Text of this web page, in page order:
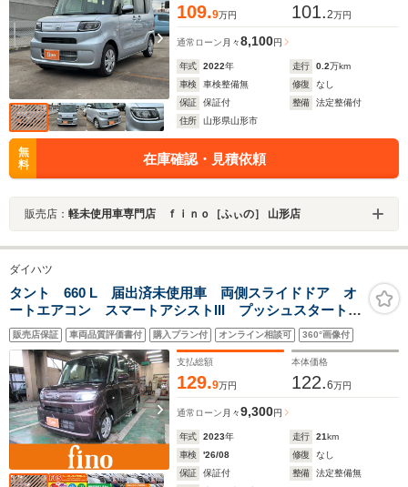
109.9万円 101.2万円
通常ローン 月々8,100円
年式 2022年 走行 0.2万km
車検
車検整備無 修復
なし
保証
保証付 整備
法定整備付
住所
山形県山形市
無
料
在庫確認・見積依頼
販売店： 軽未使用車専門店 ｆｉｎｏ［ふぃの］ 山形店
ダイハツ
タント 660 L 届出済未使用車 両側スライドドア オ
ートエアコン スマートアシストIII プッシュスタート
スマートキー コーナーセンサー オートライト オー
トハイビーム アイドリングストップ 横滑り防止機能
販売店保証 車両品質評価書付 購入プラン付 オンライン相談可 360°画像付
支払総額
129.9万円
本体価格
122.6万円
通常ローン 月々9,300円
年式 2023年 走行 21km
車検
'26/08 修復
なし
保証
保証付 整備
法定整備無